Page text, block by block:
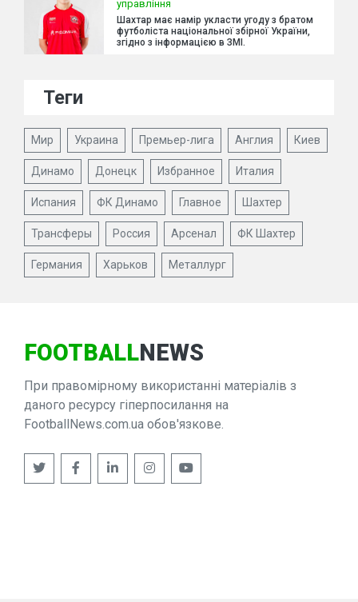
управління
Шахтар має намір укласти угоду з братом
футболіста національної збірної України,
згідно з інформацією в ЗМІ.
Теги
Мир Украина Премьер-лига Англия Киев
Динамо Донецк Избранное Италия
Испания ФК Динамо Главное Шахтер
Трансферы Россия Арсенал ФК Шахтер
Германия Харьков Металлург
FOOTBALLNEWS
При правомірному використанні матеріалів з
даного ресурсу гіперпосилання на
FootballNews.com.ua обов'язкове.